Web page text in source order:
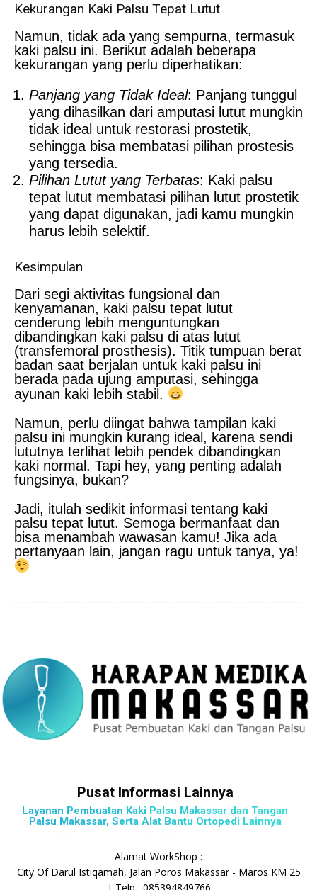
Kekurangan Kaki Palsu Tepat Lutut
Namun, tidak ada yang sempurna, termasuk
kaki palsu ini. Berikut adalah beberapa
kekurangan yang perlu diperhatikan:
Panjang yang Tidak Ideal: Panjang tunggul
yang dihasilkan dari amputasi lutut mungkin
tidak ideal untuk restorasi prostetik,
sehingga bisa membatasi pilihan prostesis
yang tersedia.
Pilihan Lutut yang Terbatas: Kaki palsu
tepat lutut membatasi pilihan lutut prostetik
yang dapat digunakan, jadi kamu mungkin
harus lebih selektif.
Kesimpulan
Dari segi aktivitas fungsional dan
kenyamanan, kaki palsu tepat lutut
cenderung lebih menguntungkan
dibandingkan kaki palsu di atas lutut
(transfemoral prosthesis). Titik tumpuan berat
badan saat berjalan untuk kaki palsu ini
berada pada ujung amputasi, sehingga
ayunan kaki lebih stabil.
Namun, perlu diingat bahwa tampilan kaki
palsu ini mungkin kurang ideal, karena sendi
lututnya terlihat lebih pendek dibandingkan
kaki normal. Tapi hey, yang penting adalah
fungsinya, bukan?
Jadi, itulah sedikit informasi tentang kaki
palsu tepat lutut. Semoga bermanfaat dan
bisa menambah wawasan kamu! Jika ada
pertanyaan lain, jangan ragu untuk tanya, ya!
Pusat Informasi Lainnya
Layanan Pembuatan Kaki Palsu Makassar dan Tangan
Palsu Makassar, Serta Alat Bantu Ortopedi Lainnya
Alamat WorkShop :
City Of Darul Istiqamah, Jalan Poros Makassar - Maros KM 25
| Telp : 085394849766